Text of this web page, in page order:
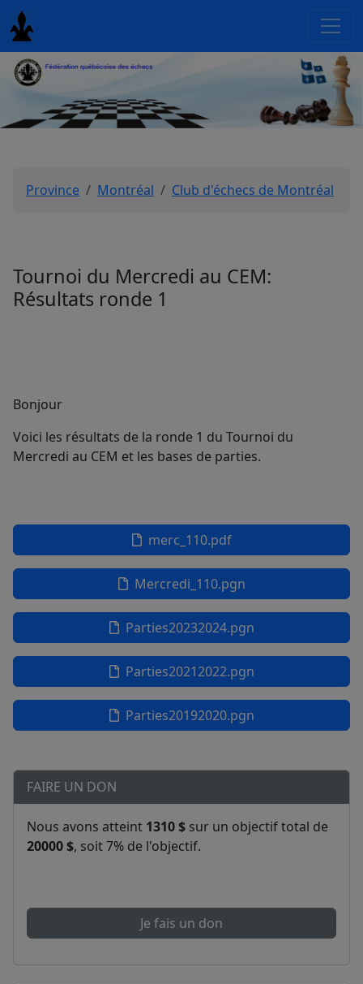
Province Montréal Club d'échecs de Montréal
Tournoi du Mercredi au CEM:
Résultats ronde 1
Bonjour
Voici les résultats de la ronde 1 du Tournoi du
Mercredi au CEM et les bases de parties.
merc_110.pdf
Mercredi_110.pgn
Parties20232024.pgn
Parties20212022.pgn
Parties20192020.pgn
FAIRE UN DON
Nous avons atteint 1310 $ sur un objectif total de
20000 $, soit 7% de l'objectif.
Je fais un don